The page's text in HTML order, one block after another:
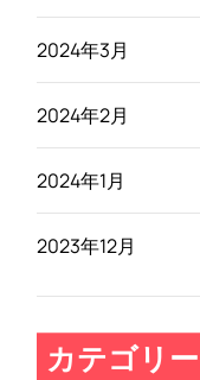
2024年3月
2024年2月
2024年1月
2023年12月
カテゴリー